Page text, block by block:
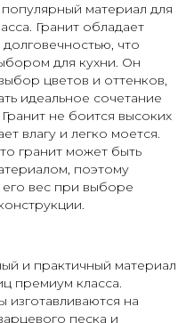
материал для
Гранит обладает
что
для кухни. Он
цветов и оттенков,
идеальное сочетание
не боится высоких
влагу и легко моется.
гранит может быть
поэтому
вес при выборе
и практичный материал
премиум класса.
на
песка и